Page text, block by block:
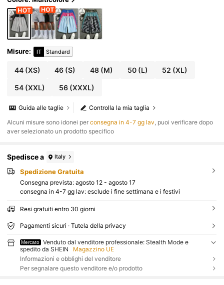
athleisure
Misure: IT Standard
44(XS) 46 (S) 48(M) 50(L) 52 (XL)
54(XXL) 56 (XXXL)
Controlla la mia taglia
Guida alle taglie
Alcuni misure sono idonei perconsegna in 4-7 gg lav , puoi verificare dopo
aver selezionato un prodotto specifico
Spedisce a Italy
Spedizione Gratuita
Consegna prevista: agosto 12 - agosto 17
consegna in 4-7 gg lav: esclude i fine settimana e i festivi
Resi gratuiti entro 30 giorni
Pagamenti sicuri · Tutela della privacy
Mercato
Venduto dal venditore professionale: Stealth Mode e
spedito da SHEIN
Magazzino UE
Informazioni e obblighi del venditore
Per segnalare questo venditore e/o prodotto